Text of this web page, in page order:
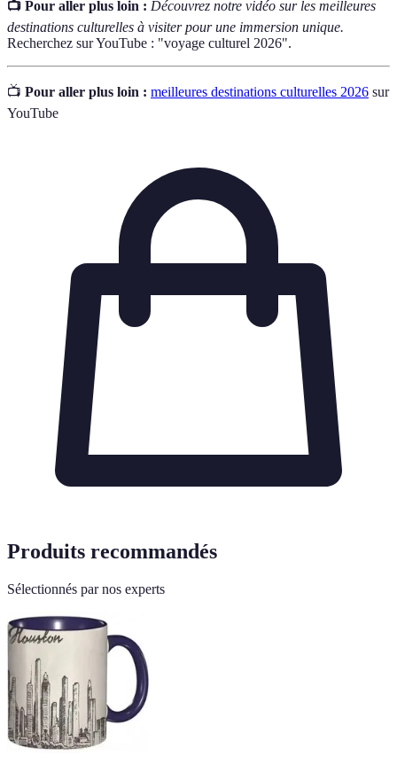
📺 Pour aller plus loin : Découvrez notre vidéo sur les meilleures
destinations culturelles à visiter pour une immersion unique.
Recherchez sur YouTube : "voyage culturel 2026".
📺 Pour aller plus loin : meilleures destinations culturelles 2026 sur
YouTube
Produits recommandés
Sélectionnés par nos experts